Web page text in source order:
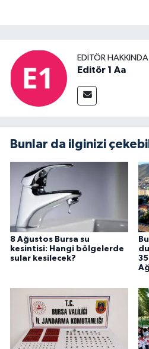
EDITÖR HAKKINDA
Editör 1 Aa
Bunlar da ilginizi
8 Ağustos Bursa su
kesintisi: Hangi bölgelerde
sular kesilecek?